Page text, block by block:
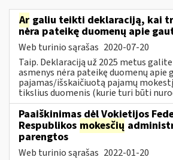
Ar galiu teikti deklaraciją, kai
nėra pateikę duomenų apie
Web turinio sąrašas 2020-07-20
Taip. Deklaraciją už 2025 metus
asmenys nėra pateikę duomenų apie
pajamas/išskaičiuotą pajamų
tikslius duomenis (kurie turi būti
Paaiškinimas dėl Vokietijos
Respublikos mokesčių
parengtos
Web turinio sąrašas 2022-01-20